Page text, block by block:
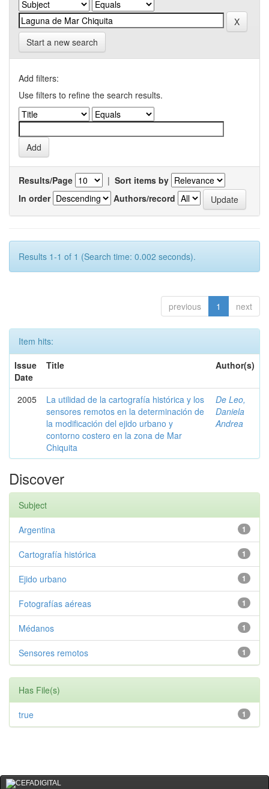
Start a new search
Add filters:
Use filters to refine the search results.
Results/Page | Sort items by
In order
Authors/record
Results 1-1 of 1 (Search time: 0.002 seconds).
previous 1 next
Item hits:
Issue
Date
Title Author(s)
2005
La utilidad de la cartografía histórica y los
sensores remotos en la determinación de
la modificación del ejido urbano y
contorno costero en la zona de Mar
Chiquita
De Leo,
Daniela
Andrea
Discover
Subject
1
Argentina
1
Cartografía histórica
1
Ejido urbano
1
Fotografías aéreas
1
Médanos
1
Sensores remotos
Has File(s)
1
true